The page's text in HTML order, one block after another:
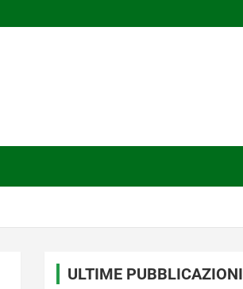
ULTIME PUBBLICAZIONI